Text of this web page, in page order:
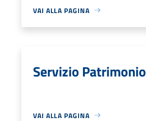
VAI ALLA PAGINA
Servizio Patrimonio
VAI ALLA PAGINA